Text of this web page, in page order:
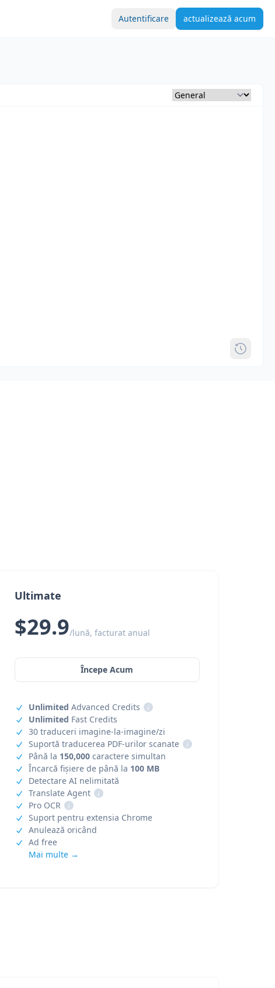
Autentificare actualizează acum
Ultimate
$29.9/lună, facturat anual
Începe Acum
Unlimited Advanced Credits
i
Unlimited Fast Credits
30 traduceri imagine-la-imagine/zi
Suportă traducerea PDF-urilor scanate
i
Până la 150,000caractere simultan
Încarcă fișiere de până la 100 MB
Detectare AI nelimitată
Translate Agent
i
Pro OCR
i
Suport pentru extensia Chrome
Anulează oricând
Ad free
Mai multe →